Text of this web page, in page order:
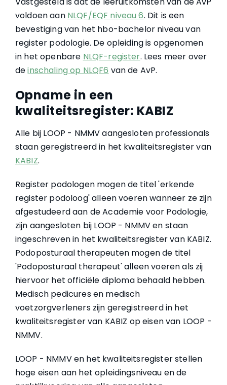
voldoen aan NLQF/EQF niveau 6. Dit is een
bevestiging van het hbo-bachelor niveau van
register podologie. De opleiding is opgenomen
in het openbare NLQF-register. Lees meer over
deinschaling op NLQF6 van de AvP.
Opname in een
kwaliteitsregister: KABIZ
Alle bij LOOP - NMMV aangesloten professionals
staan geregistreerd in het kwaliteitsregister van
KABIZ.
Register podologen mogen de titel 'erkende
register podoloog' alleen voeren wanneer ze zijn
afgestudeerd aan de Academie voor Podologie,
zijn aangesloten bij LOOP - NMMV en staan
ingeschreven in het kwaliteitsregister van KABIZ.
Podoposturaal therapeuten mogen de titel
'Podoposturaal therapeut' alleen voeren als zij
hiervoor het officiële diploma behaald hebben.
Medisch pedicures en medisch
voetzorgverleners zijn geregistreerd in het
kwaliteitsregister van KABIZ op eisen van LOOP -
NMMV.
LOOP - NMMV en het kwaliteitsregister stellen
hoge eisen aan het opleidingsniveau en de